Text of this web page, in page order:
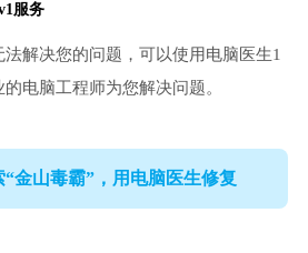
服务
解决您的问题，可以使用电脑医生1
电脑工程师为您解决问题。
金山毒霸”，用电脑医生修复